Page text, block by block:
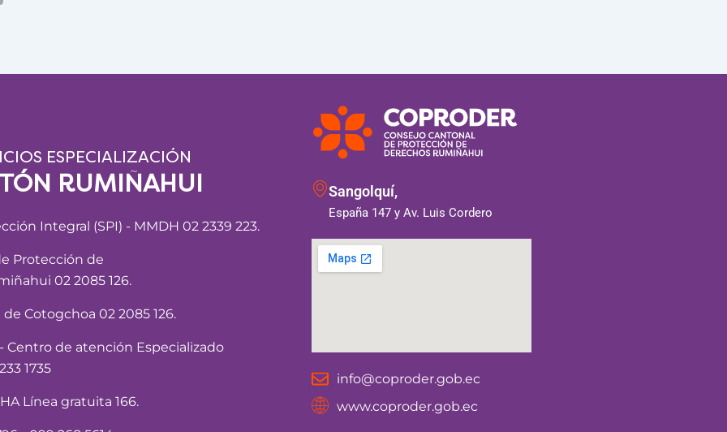
ESPECIALIZACIÓN
RUMIÑAHUI
Integral (SPI) - MMDH 02 2339 223.
Protección de
02 2085 126.
Cotogchoa 02 2085 126.
Centro de atención Especializado
1735
Línea gratuita 166.
Sangolquí,
España 147 y Av. Luis Cordero
info@coproder.gob.ec
www.coproder.gob.ec